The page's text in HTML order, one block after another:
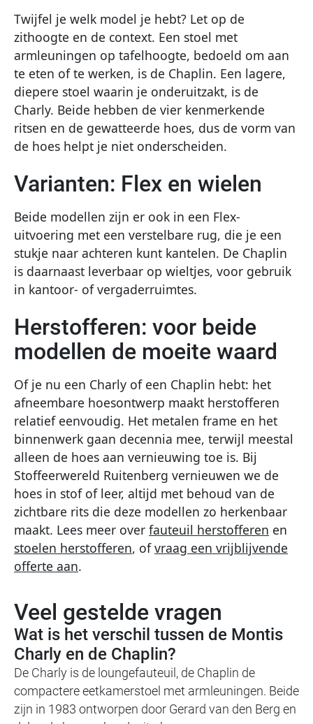
Twijfel je welk model je hebt? Let op de
zithoogte en de context. Een stoel met
armleuningen op tafelhoogte, bedoeld om aan
te eten of te werken, is de Chaplin. Een lagere,
diepere stoel waarin je onderuitzakt, is de
Charly. Beide hebben de vier kenmerkende
ritsen en de gewatteerde hoes, dus de vorm van
de hoes helpt je niet onderscheiden.
Varianten: Flex en wielen
Beide modellen zijn er ook in een Flex-
uitvoering met een verstelbare rug, die je een
stukje naar achteren kunt kantelen. De Chaplin
is daarnaast leverbaar op wieltjes, voor gebruik
in kantoor- of vergaderruimtes.
Herstofferen: voor beide
modellen de moeite waard
Of je nu een Charly of een Chaplin hebt: het
afneembare hoesontwerp maakt herstofferen
relatief eenvoudig. Het metalen frame en het
binnenwerk gaan decennia mee, terwijl meestal
alleen de hoes aan vernieuwing toe is. Bij
Stoffeerwereld Ruitenberg vernieuwen we de
hoes in stof of leer, altijd met behoud van de
zichtbare rits die deze modellen zo herkenbaar
maakt. Lees meer over fauteuil herstofferen en
stoelen herstofferen, ofvraag een vrijblijvende
offerte aan.
Veel gestelde vragen
Wat is het verschil tussen de Montis
Charly en de Chaplin?
De Charly is de loungefauteuil, de Chaplin de
compactere eetkamerstoel met armleuningen. Beide
zijn in 1983 ontworpen door Gerard van den Berg en